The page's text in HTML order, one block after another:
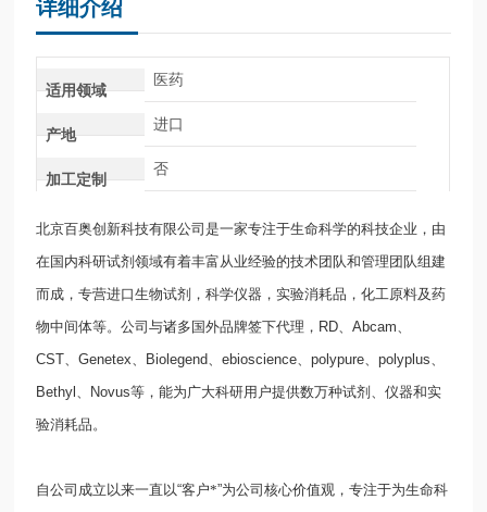
详细介绍
适用领域
医药
产地
进口
加工定制
否
北京百奥创新科技有限公司是一家专注于生命科学的科技企业，由
在国内科研试剂领域有着丰富从业经验的技术团队和管理团队组建
而成，专营进口生物试剂，科学仪器，实验消耗品，化工原料及药
物中间体等。公司与诸多国外品牌签下代理， RD 、Abcam
CST 、Genetex Biolegend 、ebioscience 、polypure 、polyplus
Bethyl
Novus等，能为广大科研用户提供数万种试剂、仪器和实
验消耗品。
自公司成立以来一直以“客户*”为公司核心价值观，专注于为生命科